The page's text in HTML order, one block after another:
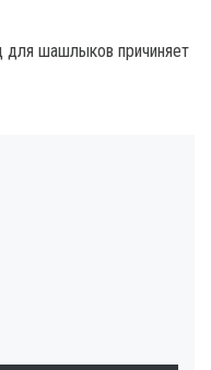
для шашлыков причиняет